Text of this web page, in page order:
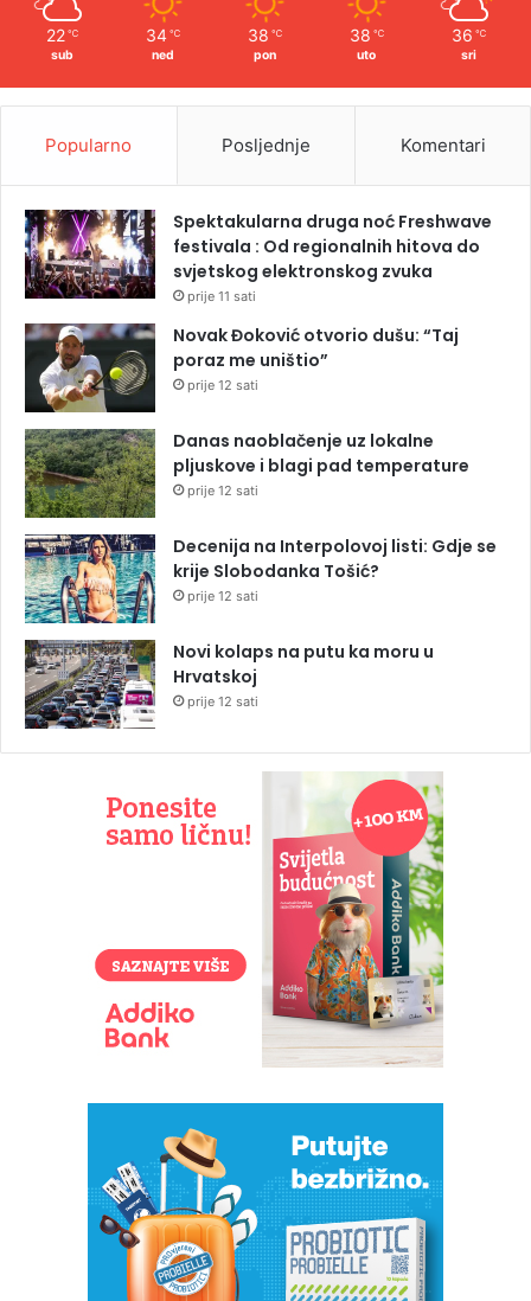
22 ℃
sub
34 ℃
ned
38 ℃
pon
38 ℃
uto
36 ℃
sri
Popularno Posljednje Komentari
Spektakularna druga noć Freshwave
festivala : Od regionalnih hitova do
svjetskog elektronskog zvuka
prije 11 sati
Novak Đoković otvorio dušu: “Taj
poraz me uništio”
prije 12 sati
Danas naoblačenje uz lokalne
pljuskove i blagi pad temperature
prije 12 sati
Decenija na Interpolovoj listi: Gdje se
krije Slobodanka Tošić?
prije 12 sati
Novi kolaps na putu ka moru u
Hrvatskoj
prije 12 sati